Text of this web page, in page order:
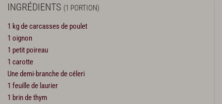
INGRÉDIENTS (1 PORTION)
1 kg de carcasses de poulet
1 oignon
1 petit poireau
1 carotte
Une demi-branche de céleri
1 feuille de laurier
1 brin de thym